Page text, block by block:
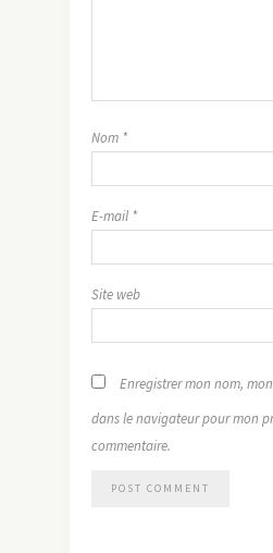
Nom *
E-mail *
Site web
Enregistrer mon nom,
dans le navigateur pour mon
commentaire.